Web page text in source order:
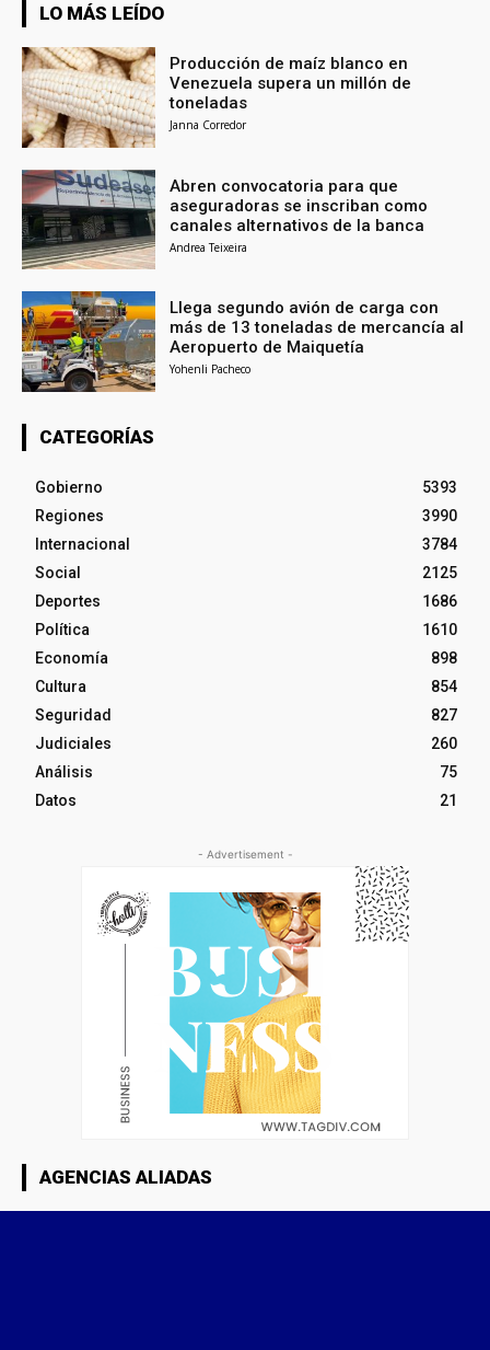
LO MÁS LEÍDO
Producción de maíz blanco en
Venezuela supera un millón de
toneladas
Janna Corredor
Abren convocatoria para que
aseguradoras se inscriban como
canales alternativos de la banca
Andrea Teixeira
Llega segundo avión de carga con
más de 13 toneladas de mercancía al
Aeropuerto de Maiquetía
Yohenli Pacheco
CATEGORÍAS
Gobierno
5393
Regiones
3990
Internacional
3784
Social
2125
Deportes
1686
Política
1610
Economía
898
Cultura
854
Seguridad
827
Judiciales
260
Análisis
75
Datos
21
- Advertisement -
AGENCIAS ALIADAS